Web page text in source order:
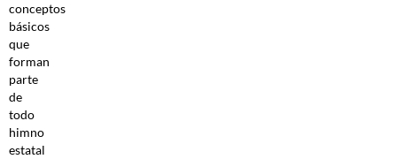
conceptos
básicos
que
forman
parte
de
todo
himno
estatal